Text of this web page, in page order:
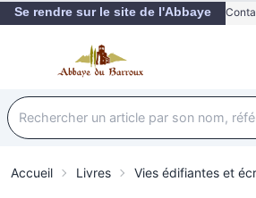
Se rendre sur le site de l'Abbaye
Accueil Livres Vies édifiantes et